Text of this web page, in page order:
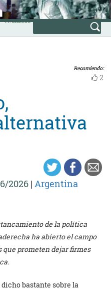
Avanzada
Recomiendo:
2
2026 | Argentina
de la política
ha abierto el campo
que prometen dejar firmes
bastante sobre la